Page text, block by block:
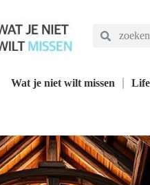
Wat je niet wilt missen